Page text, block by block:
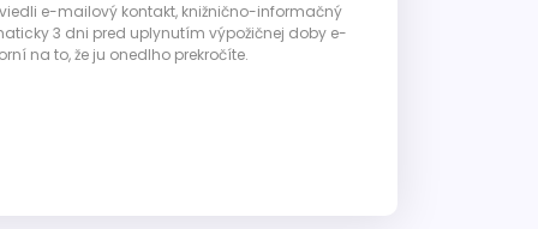
e-mailový kontakt, knižnično-informačný
3 dni pred uplynutím výpožičnej doby e-
na to, že ju onedlho prekročíte.